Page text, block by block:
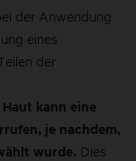
der Anwendung
eines
der
kann eine
je nachdem,
wurde. Dies